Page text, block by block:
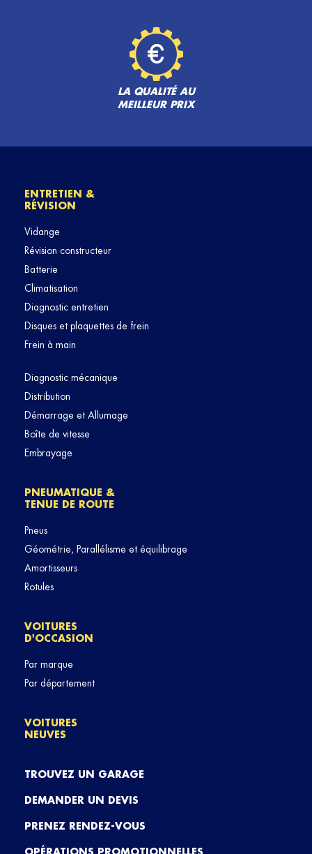
LA QUALITÉ AU
MEILLEUR PRIX
ENTRETIEN &
RÉVISION
Vidange
Révision constructeur
Batterie
Climatisation
Diagnostic entretien
Disques et plaquettes de frein
Frein à main
Diagnostic mécanique
Distribution
Démarrage et Allumage
Boîte de vitesse
Embrayage
PNEUMATIQUE &
TENUE DE ROUTE
Pneus
Géométrie, Parallélisme et équilibrage
Amortisseurs
Rotules
VOITURES
D'OCCASION
Par marque
Par département
VOITURES
NEUVES
TROUVEZ UN GARAGE
DEMANDER UN DEVIS
PRENEZ RENDEZ-VOUS
OPÉRATIONS PROMOTIONNELLES